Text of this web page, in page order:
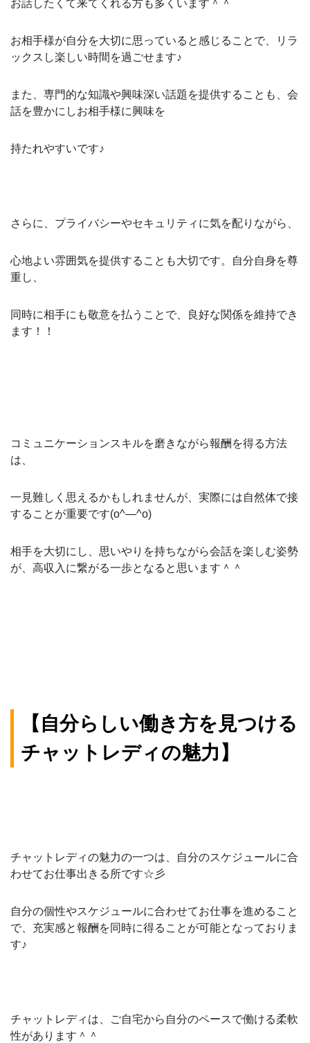
お話したくて来てくれる方も多くいます＾＾
お相手様が自分を大切に思っていると感じることで、リラ
ックスし楽しい時間を過ごせます♪
また、専門的な知識や興味深い話題を提供することも、会
話を豊かにしお相手様に興味を
持たれやすいです♪
さらに、プライバシーやセキュリティに気を配りながら、
心地よい雰囲気を提供することも大切です。自分自身を尊
重し、
同時に相手にも敬意を払うことで、良好な関係を維持でき
ます！！
コミュニケーションスキルを磨きながら報酬を得る方法
は、
一見難しく思えるかもしれませんが、実際には自然体で接
することが重要です(o^―^o)
相手を大切にし、思いやりを持ちながら会話を楽しむ姿勢
が、高収入に繋がる一歩となると思います＾＾
【自分らしい働き方を見つける
チャットレディの魅力】
チャットレディの魅力の一つは、自分のスケジュールに合
わせてお仕事出きる所です☆彡
自分の個性やスケジュールに合わせてお仕事を進めること
で、充実感と報酬を同時に得ることが可能となっておりま
す♪
チャットレディは、ご自宅から自分のペースで働ける柔軟
性があります＾＾